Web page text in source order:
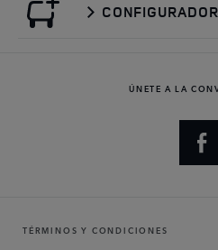
CONFIGURADOR
ÚNETE A LA
TÉRMINOS Y CONDICIONES